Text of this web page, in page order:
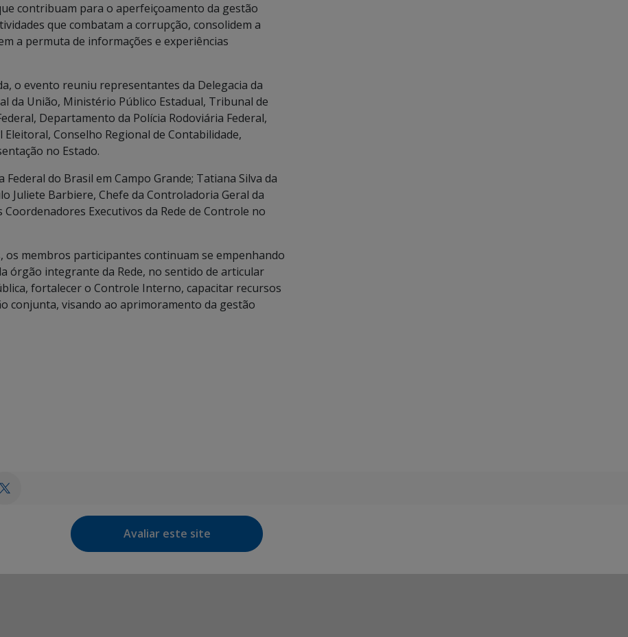
contribuam para o aperfeiçoamento da gestão
que combatam a corrupção, consolidem a
a permuta de informações e experiências
o evento reuniu representantes da Delegacia da
da União, Ministério Público Estadual, Tribunal de
Departamento da Polícia Rodoviária Federal,
Conselho Regional de Contabilidade,
no Estado.
do Brasil em Campo Grande; Tatiana Silva da
Juliete Barbiere, Chefe da Controladoria Geral da
Executivos da Rede de Controle no
os membros participantes continuam se empenhando
órgão integrante da Rede, no sentido de articular
fortalecer o Controle Interno, capacitar recursos
conjunta, visando ao aprimoramento da gestão
Avaliar este site